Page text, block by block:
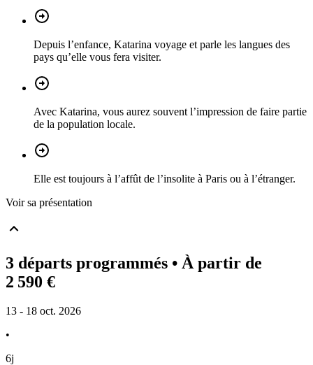
Depuis l’enfance, Katarina voyage et parle les langues des
pays qu’elle vous fera visiter.
Avec Katarina, vous aurez souvent l’impression de faire partie
de la population locale.
Elle est toujours à l’affût de l’insolite à Paris ou à l’étranger.
Voir sa présentation
3 départs programmés • À partir de
2 590 €
13 - 18 oct. 2026
•
6j